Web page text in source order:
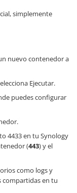
simplemente
nuevo contenedor a
Ejecutar.
puedes configurar
4433 en tu Synology
(443) y el
como logs y
en tu